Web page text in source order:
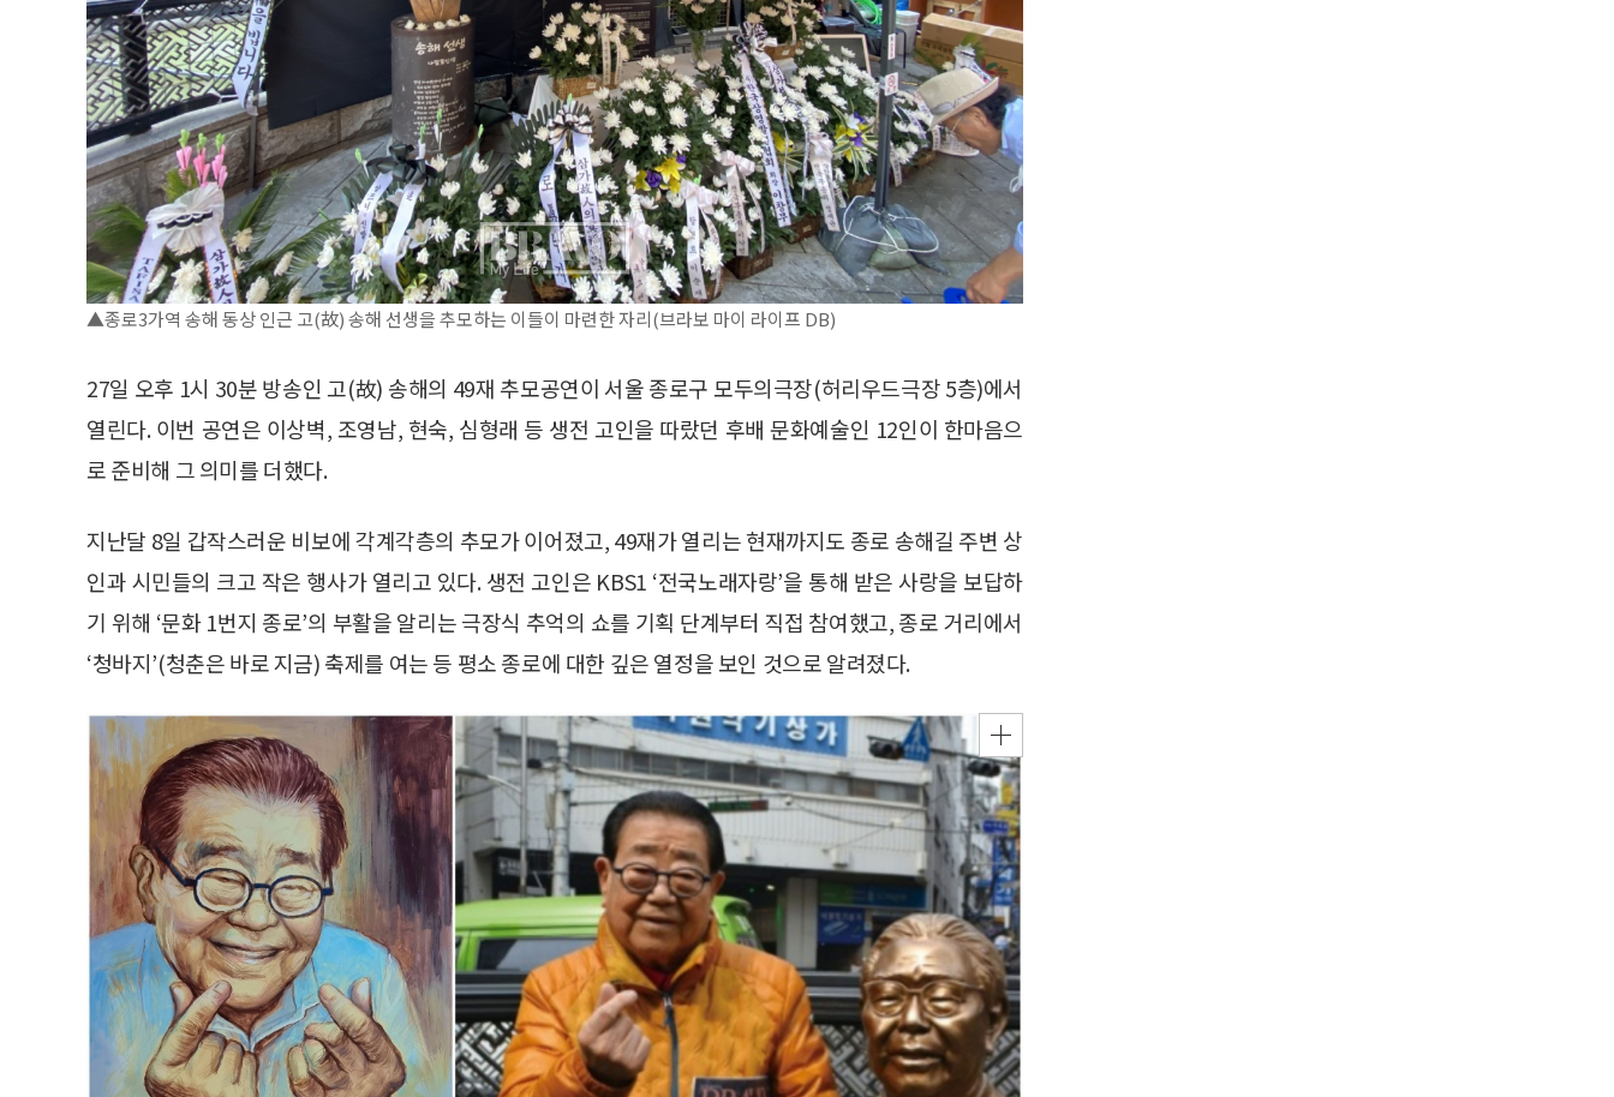
▲종로3가역 송해 동상 인근 고(故) 송해 선생을 추모하는 이들이 마련한 자리(브라보 마이 라이프 DB)
27일 오후 1시 30분 방송인 고(故) 송해의 49재 추모공연이 서울 종로구 모두의극장(허리우드극장 5층)에서
열린다. 이번 공연은 이상벽, 조영남, 현숙, 심형래 등 생전 고인을 따랐던 후배 문화예술인 12인이 한마음으
로 준비해 그 의미를 더했다.
지난달 8일 갑작스러운 비보에 각계각층의 추모가 이어졌고, 49재가 열리는 현재까지도 종로 송해길 주변 상
인과 시민들의 크고 작은 행사가 열리고 있다. 생전 고인은 KBS1 ‘전국노래자랑’을 통해 받은 사랑을 보답하
기 위해 ‘문화 1번지 종로’의 부활을 알리는 극장식 추억의 쇼를 기획 단계부터 직접 참여했고, 종로 거리에서
‘청바지’(청춘은 바로 지금) 축제를 여는 등 평소 종로에 대한 깊은 열정을 보인 것으로 알려졌다.